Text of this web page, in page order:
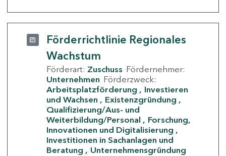
Förderrichtlinie Regionales
Wachstum
Förderart: Zuschuss Fördernehmer:
Unternehmen Förderzweck:
Arbeitsplatzförderung
Investieren
und Wachsen
Existenzgründung
Qualifizierung/Aus- und
Weiterbildung/Personal
Forschung,
Innovationen und Digitalisierung
Investitionen in Sachanlagen und
Beratung
Unternehmensgründung